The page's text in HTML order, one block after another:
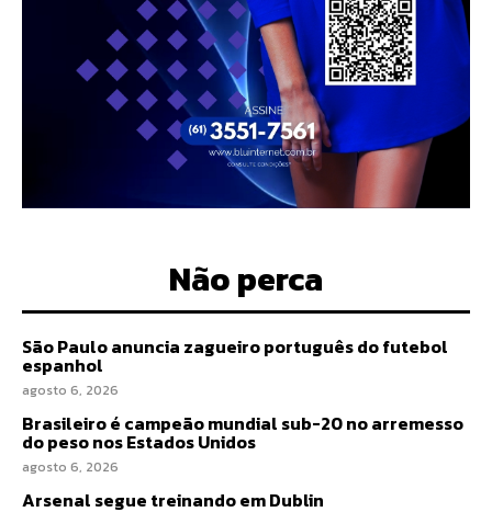
Não perca
São Paulo anuncia zagueiro português do futebol
espanhol
agosto 6, 2026
Brasileiro é campeão mundial sub-20 no arremesso
do peso nos Estados Unidos
agosto 6, 2026
Arsenal segue treinando em Dublin